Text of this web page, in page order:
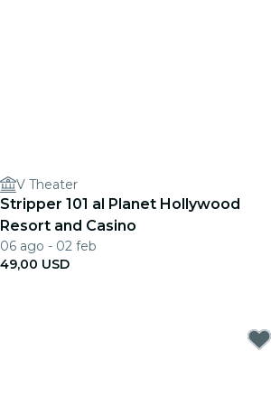
V Theater
Stripper 101 al Planet Hollywood
Resort and Casino
06 ago - 02 feb
49,00 USD